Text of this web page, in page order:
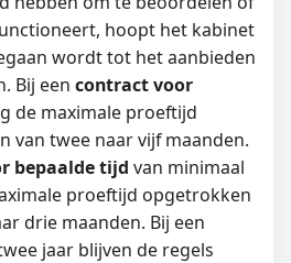
hoopt het kabinet
wordt tot het aanbieden
Bij een contract voor
de maximale proeftijd
van twee naar vijf maanden.
bepaalde tijd van minimaal
proeftijd opgetrokken
drie maanden. Bij een
jaar blijven de regels